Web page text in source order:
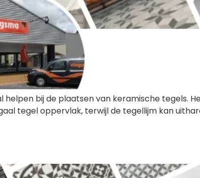
bij de plaatsen van keramische tegels.
tegel oppervlak, terwijl de tegellijm kan